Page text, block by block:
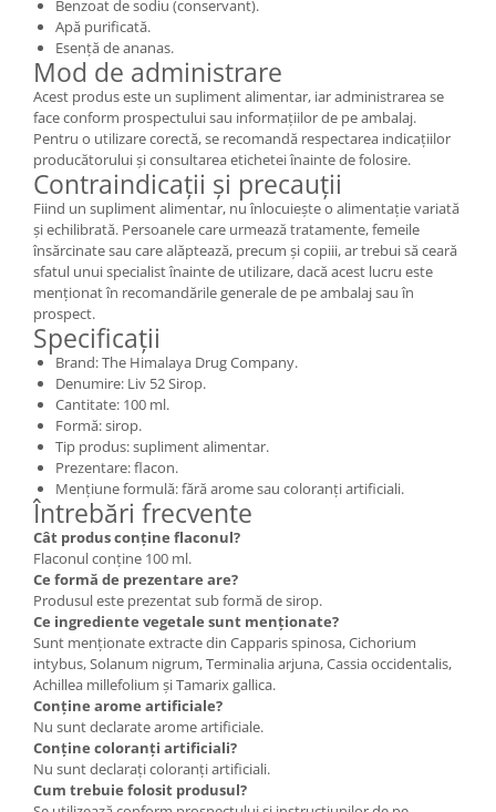
Benzoat de sodiu (conservant).
Apă purificată.
Esență de ananas.
Mod de administrare
Acest produs este un supliment alimentar, iar administrarea se
face conform prospectului sau informațiilor de pe ambalaj.
Pentru o utilizare corectă, se recomandă respectarea indicațiilor
producătorului și consultarea etichetei înainte de folosire.
Contraindicații și precauții
Fiind un supliment alimentar, nu înlocuiește o alimentație variată
și echilibrată. Persoanele care urmează tratamente, femeile
însărcinate sau care alăptează, precum și copiii, ar trebui să ceară
sfatul unui specialist înainte de utilizare, dacă acest lucru este
menționat în recomandările generale de pe ambalaj sau în
prospect.
Specificații
Brand: The Himalaya Drug Company.
Denumire: Liv 52 Sirop.
Cantitate: 100 ml.
Formă: sirop.
Tip produs: supliment alimentar.
Prezentare: flacon.
Mențiune formulă: fără arome sau coloranți artificiali.
Întrebări frecvente
Cât produs conține flaconul?
Flaconul conține 100 ml.
Ce formă de prezentare are?
Produsul este prezentat sub formă de sirop.
Ce ingrediente vegetale sunt menționate?
Sunt menționate extracte din Capparis spinosa, Cichorium
intybus, Solanum nigrum, Terminalia arjuna, Cassia occidentalis,
Achillea millefolium și Tamarix gallica.
Conține arome artificiale?
Nu sunt declarate arome artificiale.
Conține coloranți artificiali?
Nu sunt declarați coloranți artificiali.
Cum trebuie folosit produsul?